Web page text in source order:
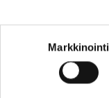
Markkinointi